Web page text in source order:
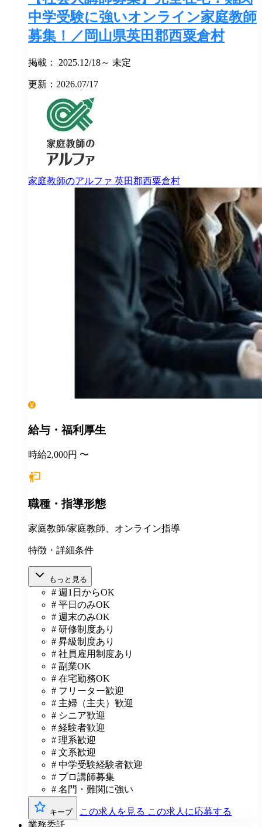
中学受験に強いオンライン家庭教師
募集！／岡山県英田郡西粟倉村
掲載： 2025.12/18～ 未定
更新：2026.07/17
家庭教師のアルファ 英田郡西粟倉村
給与・福利厚生
時給2,000円 〜
職種・指導形態
家庭教師/家庭教師、オンライン指導
特徴・詳細条件
もっと見る
# 週1日からOK
# 平日のみOK
# 週末のみOK
# 研修制度あり
# 昇級制度あり
# 社員雇用制度あり
# 副業OK
# 在宅勤務OK
# フリーター歓迎
# 主婦（主夫）歓迎
# シニア歓迎
# 経験者歓迎
# 理系歓迎
# 文系歓迎
# 中学受験経験者歓迎
# プロ講師募集
# 名門・難関に強い
キープ この求人を見る この求人に応募する
業務委託